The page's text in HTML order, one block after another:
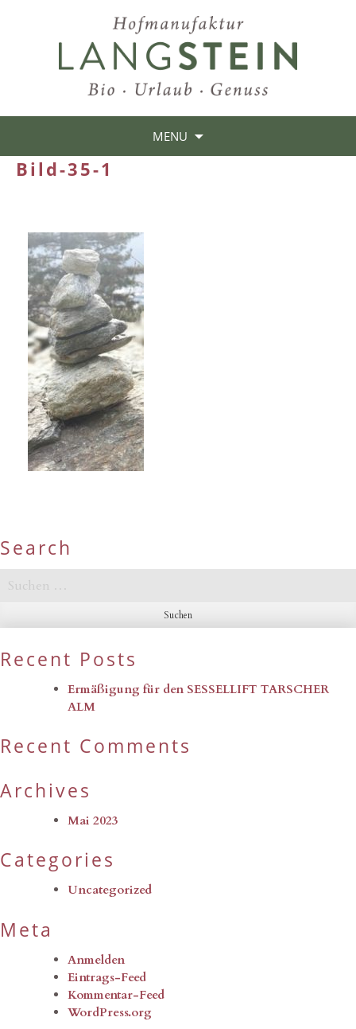
MENU
Bild-35-1
Search
Suchen
nach:
Recent Posts
Ermäßigung für den SESSELLIFT TARSCHER
ALM
Recent Comments
Archives
Mai 2023
Categories
Uncategorized
Meta
Anmelden
Eintrags-Feed
Kommentar-Feed
WordPress.org